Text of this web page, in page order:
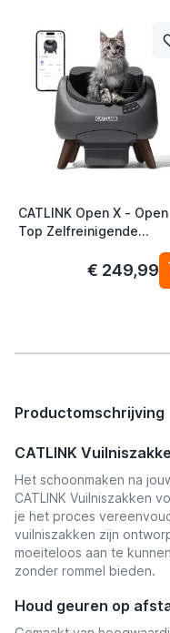
CATLINK Open X - Open
Top Zelfreinigende
Automatische
€ 249,99
Productomschrijving
CATLINK
Het schoonmaken na
CATLINK Vuilniszakken
je het proces
vuilniszakken zijn
moeiteloos aan te
zonder rommel bieden.
Houd geuren op